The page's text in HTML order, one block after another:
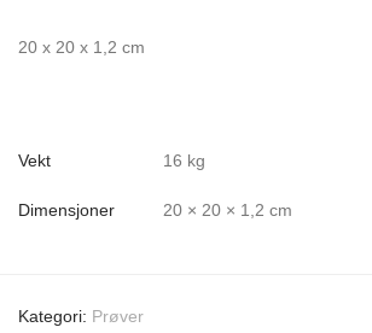
20 x 20 x 1,2 cm
Vekt 16 kg
Dimensjoner 20 × 20 × 1,2 cm
Kategori: Prøver